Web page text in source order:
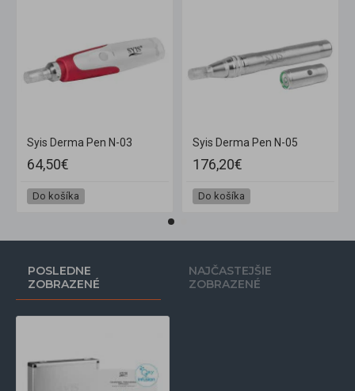
Syis Derma Pen N-03
64,50€
Do košíka
Syis Derma Pen N-05
176,20€
Do košíka
POSLEDNE
ZOBRAZENÉ
NAJČASTEJŠIE
ZOBRAZENÉ